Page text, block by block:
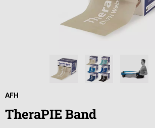
AFH
TheraPIE Band